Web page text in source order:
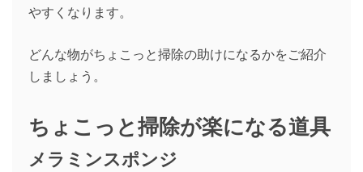
やすくなります。
どんな物がちょこっと掃除の助けになるかをご紹介
しましょう。
ちょこっと掃除が楽になる道具
メラミンスポンジ